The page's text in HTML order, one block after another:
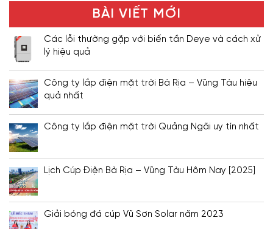
BÀI VIẾT MỚI
Các lỗi thường gặp với biến tần Deye và cách xử
lý hiệu quả
Công ty lắp điện mặt trời Bà Rịa – Vũng Tàu hiệu
quả nhất
Công ty lắp điện mặt trời Quảng Ngãi uy tín nhất
Lịch Cúp Điện Bà Rịa – Vũng Tàu Hôm Nay [2025]
Giải bóng đá cúp Vũ Sơn Solar năm 2023